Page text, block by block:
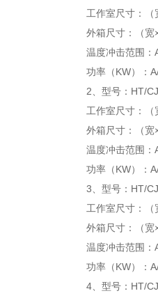
工作室尺寸：
外箱尺寸：（
温度冲击范围
功率（KW）：
2、型号：HT/
工作室尺寸：
外箱尺寸：（
温度冲击范围
功率（KW）：
3、型号：HT/
工作室尺寸：
外箱尺寸：（
温度冲击范围
功率（KW）：
4、型号：HT/